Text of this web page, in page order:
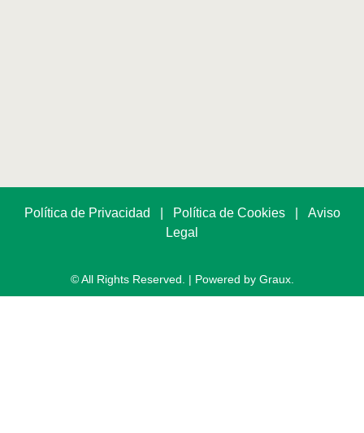
Política de Privacidad Política de Cookies
Aviso
Legal
© All Rights Reserved. | Powered by Graux.